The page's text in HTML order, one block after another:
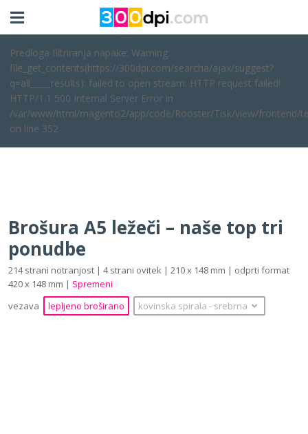
Predloga filtriranja napake: Warning:
file_get_contents(https://300dpi.com/searcha/ajax/suggest?
q=all_____results): failed to open stream: HTTP request failed!
HTTP/1.1 500 Internal Server Error in
/var/www/html/magento2/app/code/Rooster/Tisk/view/frontend/
on line 352
Brošura A5 ležeči – naše top tri
ponudbe
214 strani notranjost | 4 strani ovitek | 210 x 148 mm | odprti format
420 x 148 mm | Spremeni
vezava
lepljeno broširano kovinska spirala ‐ srebrna